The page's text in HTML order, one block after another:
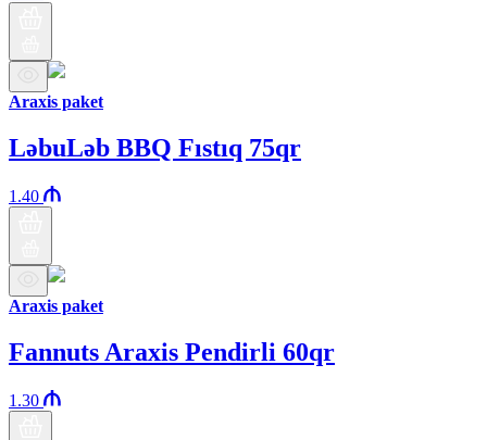
Araxis paket
LəbuLəb BBQ Fıstıq 75qr
1.40
Araxis paket
Fannuts Araxis Pendirli 60qr
1.30